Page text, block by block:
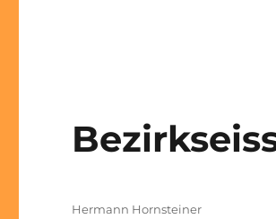
Autor
Hermann Hornsteiner